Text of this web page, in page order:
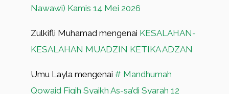
Nawawi) Kamis 14 Mei 2026
Zulkifli Muhamad mengenai KESALAHAN-
KESALAHAN MUADZIN KETIKA ADZAN
Umu Layla mengenai # Mandhumah
Qowaid Fiqih Syaikh As-sa’di Syarah 12